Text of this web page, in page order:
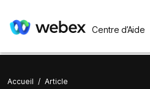
Centre d’Aide
Accueil / Article